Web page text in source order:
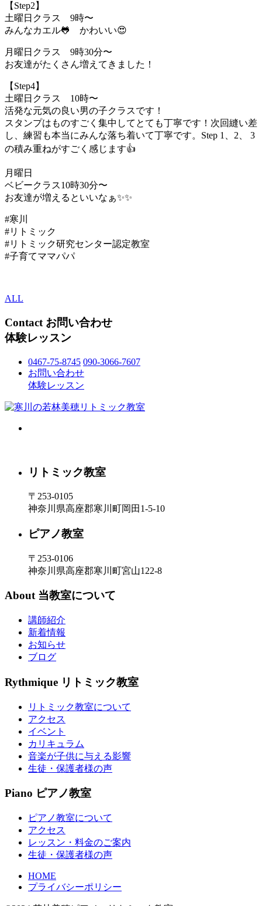
【Step2】
土曜日クラス 9時〜
みんなカエル🐸 かわいい😍
月曜日クラス 9時30分〜
お友達がたくさん増えてきました！
【Step4】
土曜日クラス 10時〜
活発な元気の良い男の子クラスです！
スタンプはものすごく集中してとても丁寧です！次回縫い差
し、練習も本当にみんな落ち着いて丁寧です。Step 1、2、 3
の積み重ねがすごく感じます👍
月曜日
ベビークラス10時30分〜
お友達が増えるといいなぁ✨✨
#寒川
#リトミック
#リトミック研究センター認定教室
#子育てママパパ
ALL
Contact お問い合わせ
体験レッスン
0467-75-8745 090-3066-7607
お問い合わせ
体験レッスン
リトミック教室
〒253-0105
神奈川県高座郡寒川町岡田1-5-10
ピアノ教室
〒253-0106
神奈川県高座郡寒川町宮山122-8
About 当教室について
講師紹介
新着情報
お知らせ
ブログ
Rythmique リトミック教室
リトミック教室について
アクセス
イベント
カリキュラム
音楽が子供に与える影響
生徒・保護者様の声
Piano ピアノ教室
ピアノ教室について
アクセス
レッスン・料金のご案内
生徒・保護者様の声
HOME
プライバシーポリシー